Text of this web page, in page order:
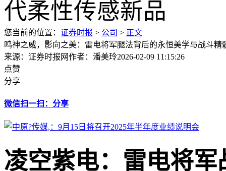
您当前的位置： 证券时报 > 公司 > 正文
鸣神之威，影向之美：雷电将军腿法背后的永恒美学与战斗精
来源：证券时报网作者：潘美玲2026-02-09 11:15:26
点赞
分享
微信扫一扫：分享
凌空紫电：雷电将